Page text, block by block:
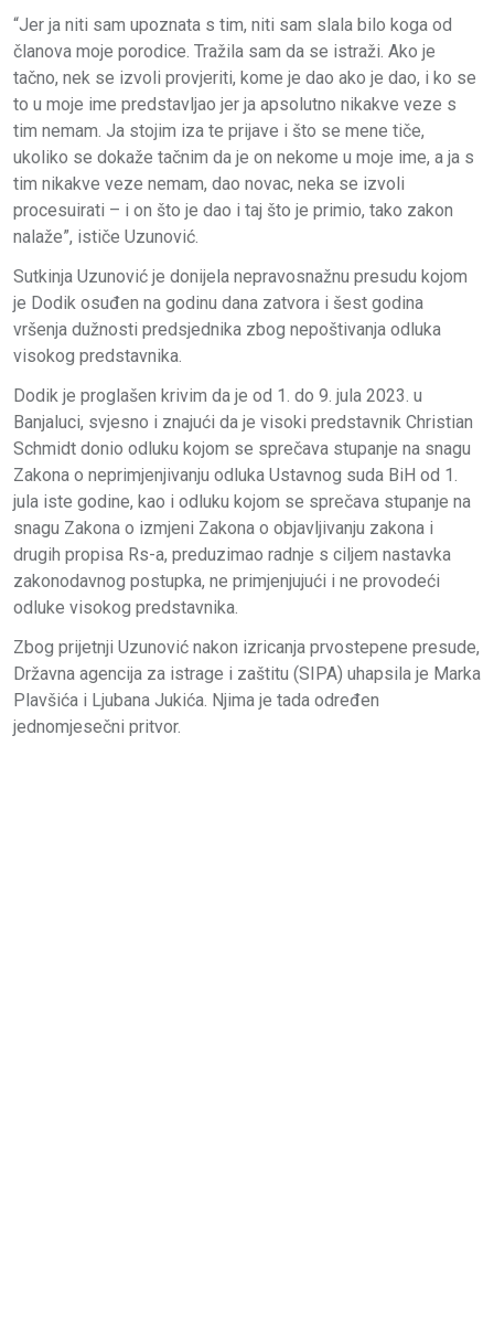
“Jer ja niti sam upoznata s tim, niti sam slala bilo koga od
članova moje porodice. Tražila sam da se istraži. Ako je
tačno, nek se izvoli provjeriti, kome je dao ako je dao, i ko se
to u moje ime predstavljao jer ja apsolutno nikakve veze s
tim nemam. Ja stojim iza te prijave i što se mene tiče,
ukoliko se dokaže tačnim da je on nekome u moje ime, a ja s
tim nikakve veze nemam, dao novac, neka se izvoli
procesuirati – i on što je dao i taj što je primio, tako zakon
nalaže”, ističe Uzunović.
Sutkinja Uzunović je donijela nepravosnažnu presudu kojom
je Dodik osuđen na godinu dana zatvora i šest godina
vršenja dužnosti predsjednika zbog nepoštivanja odluka
visokog predstavnika.
Dodik je proglašen krivim da je od 1. do 9. jula 2023. u
Banjaluci, svjesno i znajući da je visoki predstavnik Christian
Schmidt donio odluku kojom se sprečava stupanje na snagu
Zakona o neprimjenjivanju odluka Ustavnog suda BiH od 1.
jula iste godine, kao i odluku kojom se sprečava stupanje na
snagu Zakona o izmjeni Zakona o objavljivanju zakona i
drugih propisa Rs-a, preduzimao radnje s ciljem nastavka
zakonodavnog postupka, ne primjenjujući i ne provodeći
odluke visokog predstavnika.
Zbog prijetnji Uzunović nakon izricanja prvostepene presude,
Državna agencija za istrage i zaštitu (SIPA) uhapsila je Marka
Plavšića i Ljubana Jukića. Njima je tada određen
jednomjesečni pritvor.